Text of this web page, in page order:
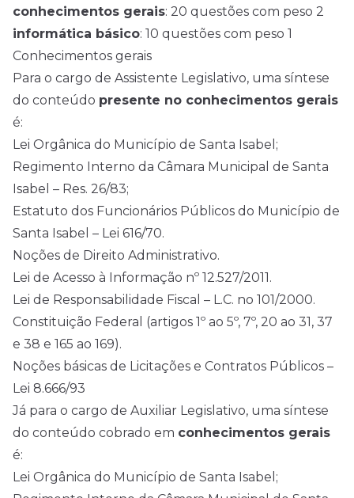
conhecimentos gerais: 20 questões com peso 2
informática básico: 10 questões com peso 1
Conhecimentos gerais
Para o cargo de Assistente Legislativo, uma síntese
do conteúdo presente no conhecimentos gerais
é:
Lei Orgânica do Município de Santa Isabel;
Regimento Interno da Câmara Municipal de Santa
Isabel – Res. 26/83;
Estatuto dos Funcionários Públicos do Município de
Santa Isabel – Lei 616/70.
Noções de Direito Administrativo.
Lei de Acesso à Informação nº 12.527/2011.
Lei de Responsabilidade Fiscal – L.C. no 101/2000.
Constituição Federal (artigos 1º ao 5º, 7º, 20 ao 31, 37
e 38 e 165 ao 169).
Noções básicas de Licitações e Contratos Públicos –
Lei 8.666/93
Já para o cargo de Auxiliar Legislativo, uma síntese
do conteúdo cobrado em conhecimentos gerais
é:
Lei Orgânica do Município de Santa Isabel;